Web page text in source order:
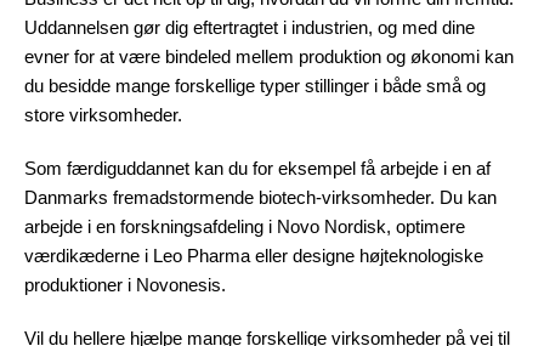
Uddannelsen gør dig eftertragtet i industrien, og med dine
evner for at være bindeled mellem produktion og økonomi kan
du besidde mange forskellige typer stillinger i både små og
store virksomheder.
Som færdiguddannet kan du for eksempel få arbejde i en af
Danmarks fremadstormende biotech-virksomheder. Du kan
arbejde i en forskningsafdeling i Novo Nordisk, optimere
værdikæderne i Leo Pharma eller designe højteknologiske
produktioner i Novonesis.
Vil du hellere hjælpe mange forskellige virksomheder på vej til